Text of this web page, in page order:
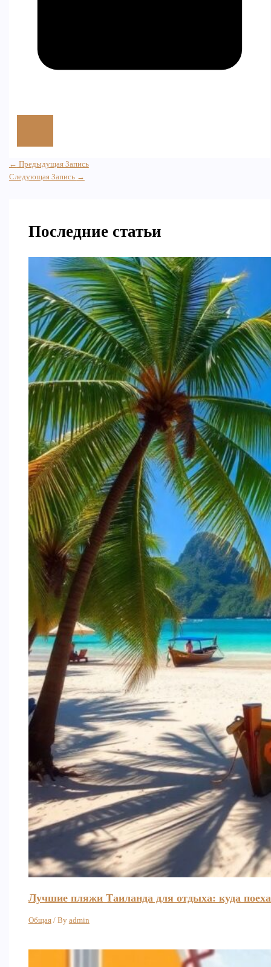
← Предыдущая Запись
Следующая Запись →
Последние статьи
Лучшие пляжи Таиланда для отдыха: куда
Общая/ By admin